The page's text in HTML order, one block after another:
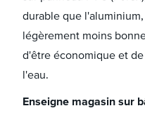
durable que
légèrement moins
d'être économique et
l'eau.
Enseigne magasin sur